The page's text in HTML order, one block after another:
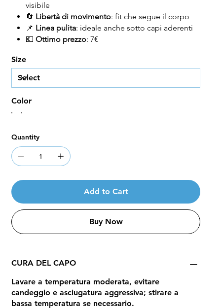
visibile
🔄 Libertà di movimento: fit che segue il corpo
📌 Linea pulita: ideale anche sotto capi aderenti
💶 Ottimo prezzo: 7€
Size
Color
Quantity
Add to Cart
Buy Now
CURA DEL CAPO
Lavare a temperatura moderata, evitare
candeggio e asciugatura aggressiva; stirare a
bassa temperatura se necessario.